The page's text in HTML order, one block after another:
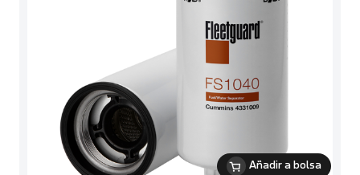
Añadir a bolsa